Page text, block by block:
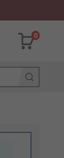
0